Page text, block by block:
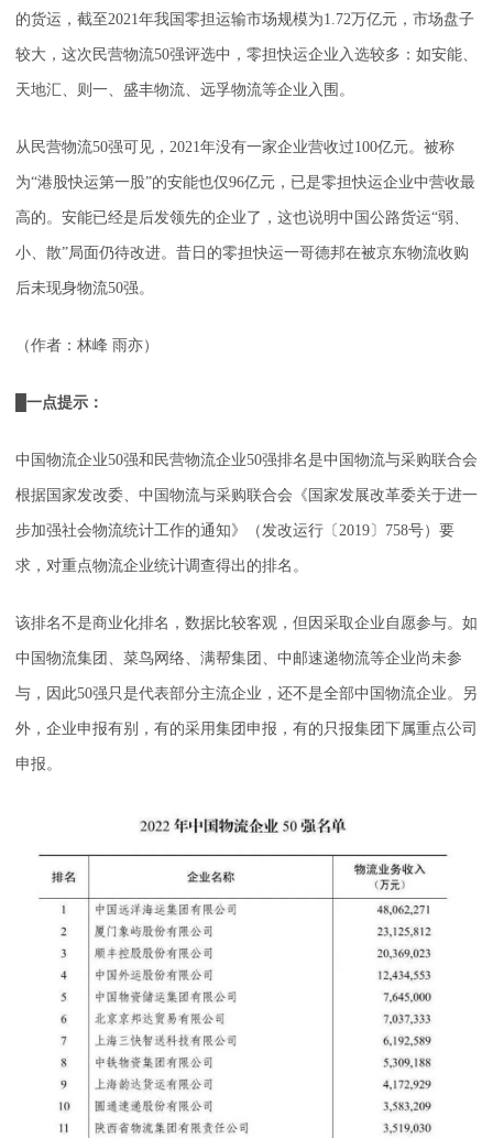
的货运，截至2021年我国零担运输市场规模为1.72万亿元，市场盘子
较大，这次民营物流50强评选中，零担快运企业入选较多：如安能、
天地汇、则一、盛丰物流、远孚物流等企业入围。
从民营物流50强可见，2021年没有一家企业营收过100亿元。被称
为“港股快运第一股”的安能也仅96亿元，已是零担快运企业中营收最
高的。安能已经是后发领先的企业了，这也说明中国公路货运“弱、
小、散”局面仍待改进。昔日的零担快运一哥德邦在被京东物流收购
后未现身物流50强。
（作者：林峰 雨亦）
█一点提示：
中国物流企业50强和民营物流企业50强排名是中国物流与采购联合会
根据国家发改委、中国物流与采购联合会《国家发展改革委关于进一
步加强社会物流统计工作的通知》（发改运行〔2019〕758号）要
求，对重点物流企业统计调查得出的排名。
该排名不是商业化排名，数据比较客观，但因采取企业自愿参与。如
中国物流集团、菜鸟网络、满帮集团、中邮速递物流等企业尚未参
与，因此50强只是代表部分主流企业，还不是全部中国物流企业。另
外，企业申报有别，有的采用集团申报，有的只报集团下属重点公司
申报。